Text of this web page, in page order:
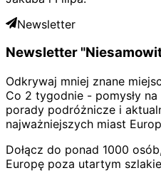
Newsletter
Newsletter
Odkrywaj mniej znane
Co 2 tygodnie - pomysły
porady podróżnicze i
najważniejszych miast
Dołącz do ponad 1000
Europę poza utartym